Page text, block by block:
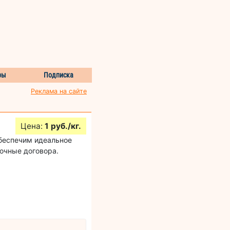
Подписка
Реклама на сайте
Цена: 1 руб./кг.
идеальное
договора.